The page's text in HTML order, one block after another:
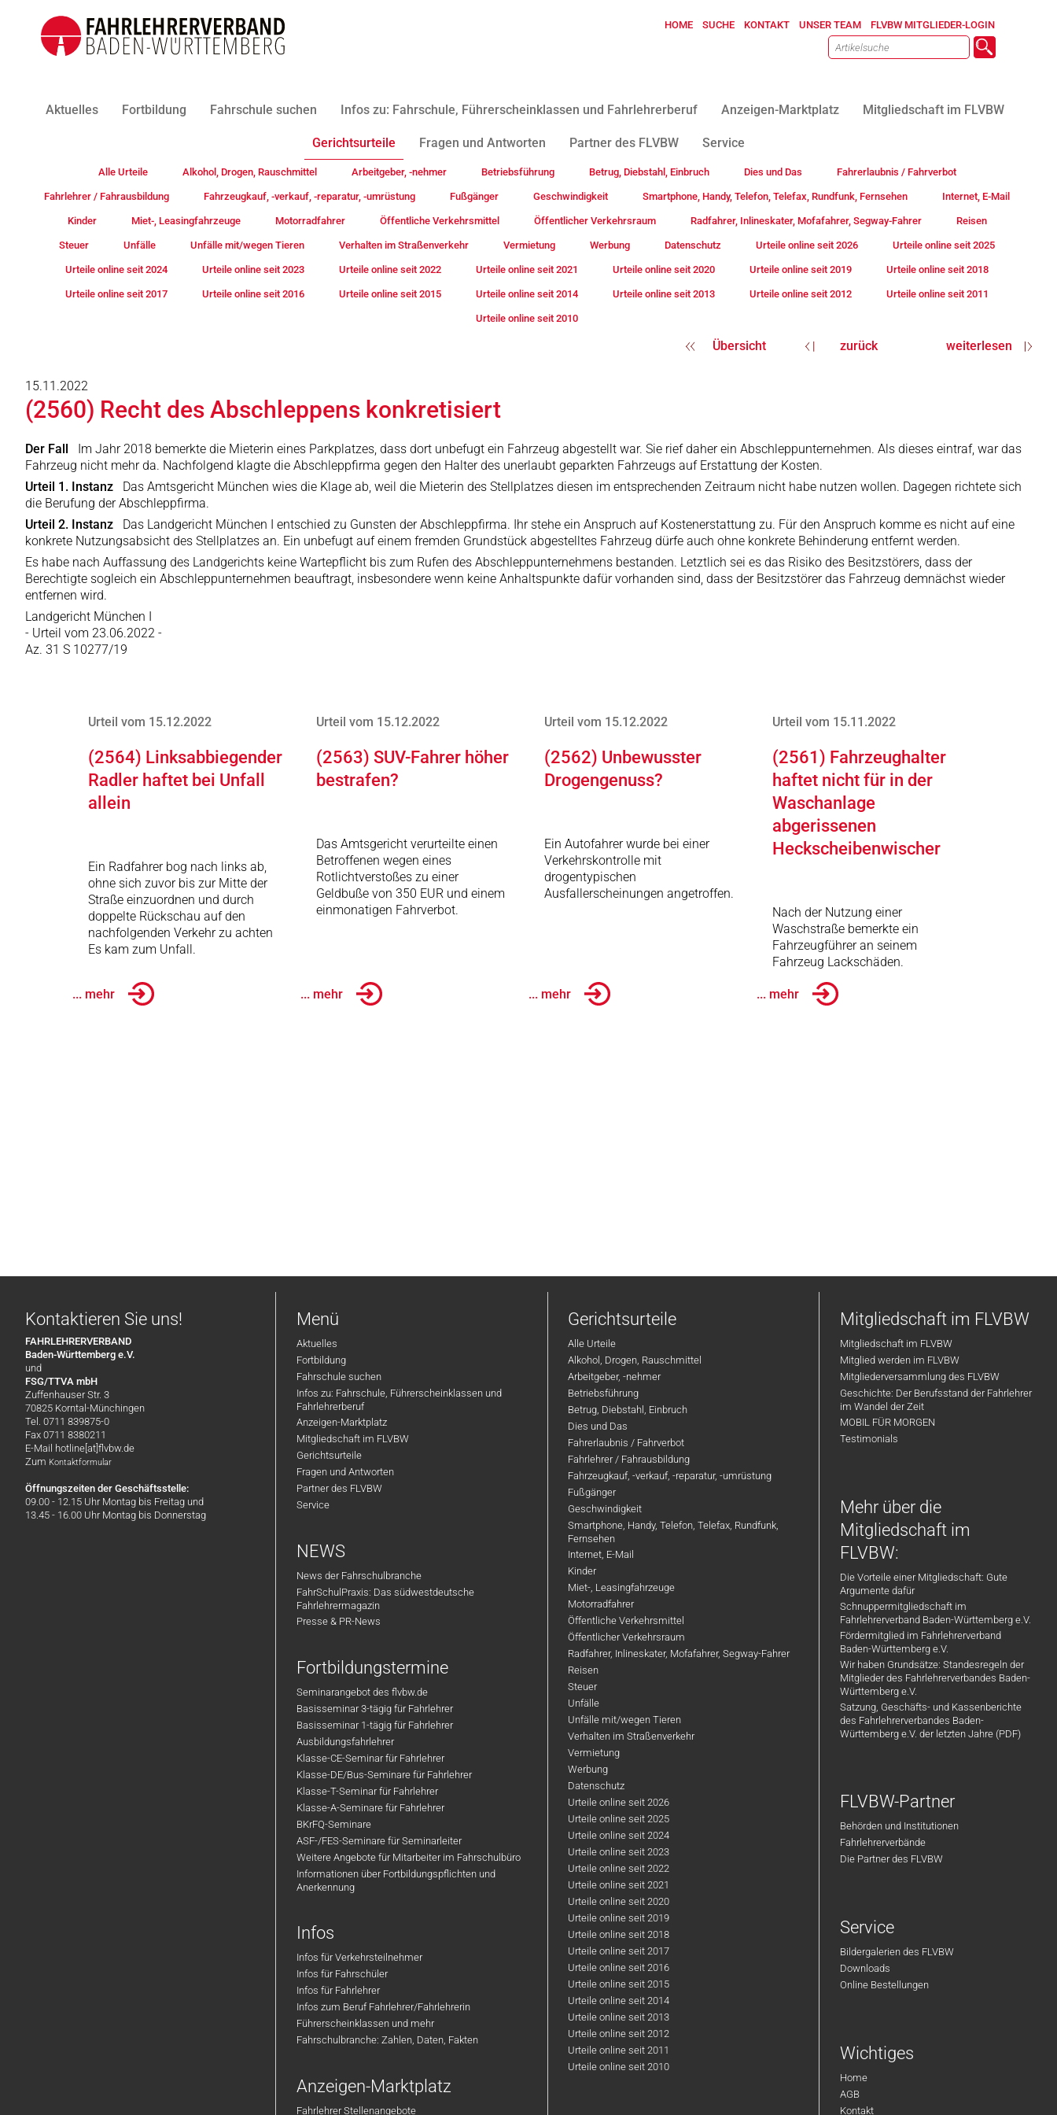
HOME SUCHE KONTAKT UNSER TEAM FLVBW MITGLIEDER-LOGIN
Aktuelles Fortbildung Fahrschule suchen Infos zu: Fahrschule, Führerscheinklassen und Fahrlehrerberuf Anzeigen-Marktplatz Mitgliedschaft im FLVBW
Gerichtsurteile Fragen und Antworten Partner des FLVBW Service
Alle Urteile Alkohol, Drogen, Rauschmittel Arbeitgeber, -nehmer Betriebsführung Betrug, Diebstahl, Einbruch Dies und Das Fahrerlaubnis / Fahrverbot
Fahrlehrer / Fahrausbildung Fahrzeugkauf, -verkauf, -reparatur, -umrüstung Fußgänger Geschwindigkeit Smartphone, Handy, Telefon, Telefax, Rundfunk, Fernsehen Internet, E-Mail
Kinder Miet-, Leasingfahrzeuge Motorradfahrer Öffentliche Verkehrsmittel Öffentlicher Verkehrsraum Radfahrer, Inlineskater, Mofafahrer, Segway-Fahrer Reisen
Steuer Unfälle Unfälle mit/wegen Tieren Verhalten im Straßenverkehr Vermietung Werbung Datenschutz Urteile online seit 2026 Urteile online seit 2025
Urteile online seit 2024 Urteile online seit 2023 Urteile online seit 2022 Urteile online seit 2021 Urteile online seit 2020 Urteile online seit 2019 Urteile online seit 2018
Urteile online seit 2017 Urteile online seit 2016 Urteile online seit 2015 Urteile online seit 2014 Urteile online seit 2013 Urteile online seit 2012 Urteile online seit 2011
Urteile online seit 2010
Übersicht zurück weiterlesen
15.11.2022
(2560) Recht des Abschleppens konkretisiert
Der Fall
Im Jahr 2018 bemerkte die Mieterin eines Parkplatzes, dass dort unbefugt ein Fahrzeug abgestellt war. Sie rief daher ein Abschleppunternehmen. Als dieses eintraf, war das
Fahrzeug nicht mehr da. Nachfolgend klagte die Abschleppfirma gegen den Halter des unerlaubt geparkten Fahrzeugs auf Erstattung der Kosten.
Urteil 1. Instanz
Das Amtsgericht München wies die Klage ab, weil die Mieterin des Stellplatzes diesen im entsprechenden Zeitraum nicht habe nutzen wollen. Dagegen richtete sich
die Berufung der Abschleppfirma.
Urteil 2. Instanz
Das Landgericht München I entschied zu Gunsten der Abschleppfirma. Ihr stehe ein Anspruch auf Kostenerstattung zu. Für den Anspruch komme es nicht auf eine
konkrete Nutzungsabsicht des Stellplatzes an. Ein unbefugt auf einem fremden Grundstück abgestelltes Fahrzeug dürfe auch ohne konkrete Behinderung entfernt werden.
Es habe nach Auffassung des Landgerichts keine Wartepflicht bis zum Rufen des Abschleppunternehmens bestanden. Letztlich sei es das Risiko des Besitzstörers, dass der
Berechtigte sogleich ein Abschleppunternehmen beauftragt, insbesondere wenn keine Anhaltspunkte dafür vorhanden sind, dass der Besitzstörer das Fahrzeug demnächst wieder
entfernen wird.
Landgericht München I
- Urteil vom 23.06.2022 -
Az. 31 S 10277/19
Urteil vom 15.12.2022
(2564) Linksabbiegender
Radler haftet bei Unfall
allein
Ein Radfahrer bog nach links ab,
ohne sich zuvor bis zur Mitte der
Straße einzuordnen und durch
doppelte Rückschau auf den
nachfolgenden Verkehr zu achten
Es kam zum Unfall.
... mehr
Urteil vom 15.12.2022
(2563) SUV-Fahrer höher
bestrafen?
Das Amtsgericht verurteilte einen
Betroffenen wegen eines
Rotlichtverstoßes zu einer
Geldbuße von 350 EUR und einem
einmonatigen Fahrverbot.
... mehr
Urteil vom 15.12.2022
(2562) Unbewusster
Drogengenuss?
Ein Autofahrer wurde bei einer
Verkehrskontrolle mit
drogentypischen
Ausfallerscheinungen angetroffen.
... mehr
Urteil vom 15.11.2022
(2561) Fahrzeughalter
haftet nicht für in der
Waschanlage
abgerissenen
Heckscheibenwischer
Nach der Nutzung einer
Waschstraße bemerkte ein
Fahrzeugführer an seinem
Fahrzeug Lackschäden.
... mehr
Kontaktieren Sie uns!
FAHRLEHRERVERBAND
Baden-Württemberg e.V.
und
FSG/TTVA mbH
Zuffenhauser Str. 3
70825 Korntal-Münchingen
Tel. 0711 839875-0
Fax 0711 8380211
E-Mail hotline[at]flvbw.de
Zum Kontaktformular
Öffnungszeiten der Geschäftsstelle:
09.00 - 12.15 Uhr Montag bis Freitag und
13.45 - 16.00 Uhr Montag bis Donnerstag
Menü
Aktuelles
Fortbildung
Fahrschule suchen
Infos zu: Fahrschule, Führerscheinklassen und
Fahrlehrerberuf
Anzeigen-Marktplatz
Mitgliedschaft im FLVBW
Gerichtsurteile
Fragen und Antworten
Partner des FLVBW
Service
NEWS
News der Fahrschulbranche
FahrSchulPraxis: Das südwestdeutsche
Fahrlehrermagazin
Presse & PR-News
Fortbildungstermine
Seminarangebot des flvbw.de
Basisseminar 3-tägig für Fahrlehrer
Basisseminar 1-tägig für Fahrlehrer
Ausbildungsfahrlehrer
Klasse-CE-Seminar für Fahrlehrer
Klasse-DE/Bus-Seminare für Fahrlehrer
Klasse-T-Seminar für Fahrlehrer
Klasse-A-Seminare für Fahrlehrer
BKrFQ-Seminare
ASF-/FES-Seminare für Seminarleiter
Weitere Angebote für Mitarbeiter im Fahrschulbüro
Informationen über Fortbildungspflichten und
Anerkennung
Infos
Infos für Verkehrsteilnehmer
Infos für Fahrschüler
Infos für Fahrlehrer
Infos zum Beruf Fahrlehrer/Fahrlehrerin
Führerscheinklassen und mehr
Fahrschulbranche: Zahlen, Daten, Fakten
Anzeigen-Marktplatz
Fahrlehrer Stellenangebote
Gerichtsurteile
Alle Urteile
Alkohol, Drogen, Rauschmittel
Arbeitgeber, -nehmer
Betriebsführung
Betrug, Diebstahl, Einbruch
Dies und Das
Fahrerlaubnis / Fahrverbot
Fahrlehrer / Fahrausbildung
Fahrzeugkauf, -verkauf, -reparatur, -umrüstung
Fußgänger
Geschwindigkeit
Smartphone, Handy, Telefon, Telefax, Rundfunk,
Fernsehen
Internet, E-Mail
Kinder
Miet-, Leasingfahrzeuge
Motorradfahrer
Öffentliche Verkehrsmittel
Öffentlicher Verkehrsraum
Radfahrer, Inlineskater, Mofafahrer, Segway-Fahrer
Reisen
Steuer
Unfälle
Unfälle mit/wegen Tieren
Verhalten im Straßenverkehr
Vermietung
Werbung
Datenschutz
Urteile online seit 2026
Urteile online seit 2025
Urteile online seit 2024
Urteile online seit 2023
Urteile online seit 2022
Urteile online seit 2021
Urteile online seit 2020
Urteile online seit 2019
Urteile online seit 2018
Urteile online seit 2017
Urteile online seit 2016
Urteile online seit 2015
Urteile online seit 2014
Urteile online seit 2013
Urteile online seit 2012
Urteile online seit 2011
Urteile online seit 2010
Mitgliedschaft im FLVBW
Mitgliedschaft im FLVBW
Mitglied werden im FLVBW
Mitgliederversammlung des FLVBW
Geschichte: Der Berufsstand der Fahrlehrer
im Wandel der Zeit
MOBIL FÜR MORGEN
Testimonials
Mehr über die
Mitgliedschaft im
FLVBW:
Die Vorteile einer Mitgliedschaft: Gute
Argumente dafür
Schnuppermitgliedschaft im
Fahrlehrerverband Baden-Württemberg e.V.
Fördermitglied im Fahrlehrerverband
Baden-Württemberg e.V.
Wir haben Grundsätze: Standesregeln der
Mitglieder des Fahrlehrerverbandes Baden-
Württemberg e.V.
Satzung, Geschäfts- und Kassenberichte
des Fahrlehrerverbandes Baden-
Württemberg e.V. der letzten Jahre (PDF)
FLVBW-Partner
Behörden und Institutionen
Fahrlehrerverbände
Die Partner des FLVBW
Service
Bildergalerien des FLVBW
Downloads
Online Bestellungen
Wichtiges
Home
AGB
Kontakt